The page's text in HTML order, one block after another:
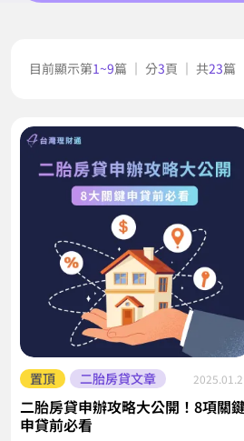
目前顯示第1~9篇 ｜ 分3頁 ｜ 共23篇
置頂 二胎房貸文章
二胎房貸申辦攻略大公開！8項關
申貸前必看